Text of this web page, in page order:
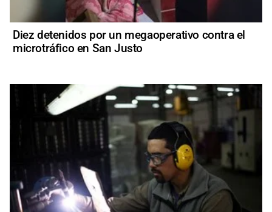
Diez detenidos por un megaoperativo contra el
microtráfico en San Justo